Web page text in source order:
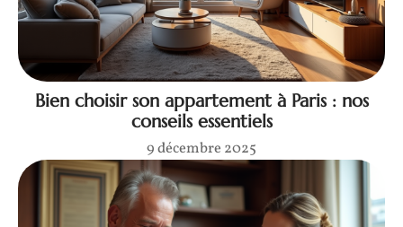
Bien choisir son appartement à Paris : nos
conseils essentiels
9 décembre 2025